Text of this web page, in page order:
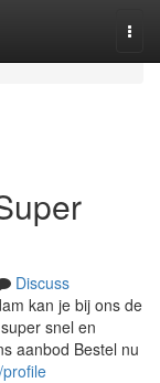
Discuss
kan je bij ons de
snel en
aanbod Bestel nu